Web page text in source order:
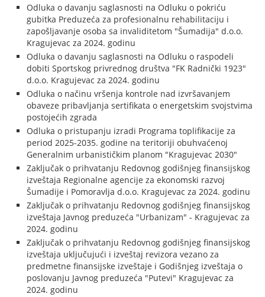
Odluka o davanju saglasnosti na Odluku o pokriću
gubitka Preduzeća za profesionalnu rehabilitaciju i
zapošljavanje osoba sa invaliditetom "Šumadija" d.o.o.
Kragujevac za 2024. godinu
Odluka o davanju saglasnosti na Odluku o raspodeli
dobiti Sportskog privrednog društva "FK Radnički 1923"
d.o.o. Kragujevac za 2024. godinu
Odluka o načinu vršenja kontrole nad izvršavanjem
obaveze pribavljanja sertifikata o energetskim svojstvima
postojećih zgrada
Odluka o pristupanju izradi Programa toplifikacije za
period 2025-2035. godine na teritoriji obuhvaćenoj
Generalnim urbanističkim planom "Kragujevac 2030"
Zaključak o prihvatanju Redovnog godišnjeg finansijskog
izveštaja Regionalne agencije za ekonomski razvoj
Šumadije i Pomoravlja d.o.o. Kragujevac za 2024. godinu
Zaključak o prihvatanju Redovnog godišnjeg finansijskog
izveštaja Javnog preduzeća "Urbanizam" - Kragujevac za
2024. godinu
Zaključak o prihvatanju Redovnog godišnjeg finansijskog
izveštaja uključujući i izveštaj revizora vezano za
predmetne finansijske izveštaje i Godišnjeg izveštaja o
poslovanju Javnog preduzeća "Putevi" Kragujevac za
2024. godinu